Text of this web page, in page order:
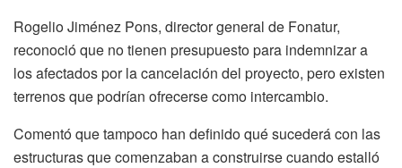
Rogelio Jiménez Pons, director general de Fonatur,
reconoció que no tienen presupuesto para indemnizar a
los afectados por la cancelación del proyecto, pero existen
terrenos que podrían ofrecerse como intercambio.
Comentó que tampoco han definido qué sucederá con las
estructuras que comenzaban a construirse cuando estalló